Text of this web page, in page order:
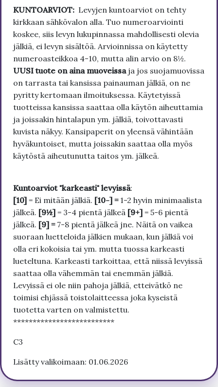
KUNTOARVIOT: Levyjen kuntoarviot on tehty
kirkkaan sähkövalon alla. Tuo numeroarviointi
koskee, siis levyn lukupinnassa mahdollisesti olevia
jälkiä, ei levyn sisältöä. Arvioinnissa on käytetty
numeroasteikkoa 4-10, mutta alin arvio on 8½.
UUSI tuote on aina muoveissa ja jos suojamuovissa
on tarrasta tai kansissa painauman jälkiä, on ne
pyritty kertomaan ilmoituksessa. Käytetyissä
tuotteissa kansissa saattaa olla käytön aiheuttamia
ja joissakin hintalapun ym. jälkiä, toivottavasti
kuvista näkyy. Kansipaperit on yleensä vähintään
hyväkuntoiset, mutta joissakin saattaa olla myös
käytöstä aiheutunutta taitos ym. jälkeä.
Kuntoarviot "karkeasti" levyissä:
[10] = Ei mitään jälkiä. [10-] = 1-2 hyvin minimaalista
jälkeä. [9½] = 3-4 pientä jälkeä [9+] = 5-6 pientä
jälkeä. [9] = 7-8 pientä jälkeä jne. Näitä on vaikea
suoraan luetteloida jälkien mukaan, kun jälkiä voi
olla eri kokoisia tai ym. mutta tuossa karkeasti
lueteltuna. Karkeasti tarkoittaa, että niissä levyissä
saattaa olla vähemmän tai enemmän jälkiä.
Levyissä ei ole niin pahoja jälkiä, etteivätkö ne
toimisi ehjässä toistolaitteessa joka kyseistä
tuotetta varten on valmistettu.
**************************
C3
Lisätty valikoimaan: 01.06.2026